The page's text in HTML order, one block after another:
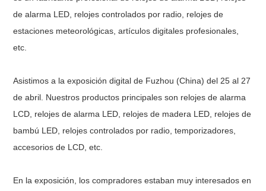
de alarma LED, relojes controlados por radio, relojes de
estaciones meteorológicas, artículos digitales profesionales,
etc.
Asistimos a la exposición digital de Fuzhou (China) del 25 al 27
de abril. Nuestros productos principales son relojes de alarma
LCD, relojes de alarma LED, relojes de madera LED, relojes de
bambú LED, relojes controlados por radio, temporizadores,
accesorios de LCD, etc.
En la exposición, los compradores estaban muy interesados ​​en